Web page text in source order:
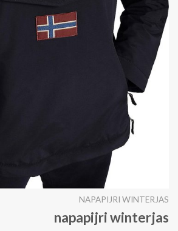
NAPAPIJRI WINTERJAS
napapijri winterjas